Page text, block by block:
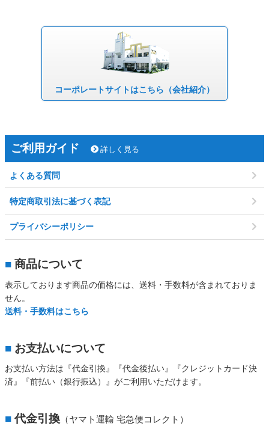
コーポレートサイトはこちら （会社紹介）
ご利用ガイド 詳しく見る
よくある質問
特定商取引法に基づく表記
プライバシーポリシー
■ 商品について
表示しております商品の価格には、送料・手数料が含まれておりま
せん。
送料・手数料はこちら
■ お支払いについて
お支払い方法は『代金引換』『代金後払い』『クレジットカード決
済』『前払い（銀行振込）』がご利用いただけます。
■代金引換 （ヤマト運輸 宅急便コレクト）